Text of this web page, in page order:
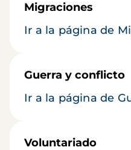
Migraciones
Ir a la página de
Guerra y conflicto
Ir a la página de
Voluntariado